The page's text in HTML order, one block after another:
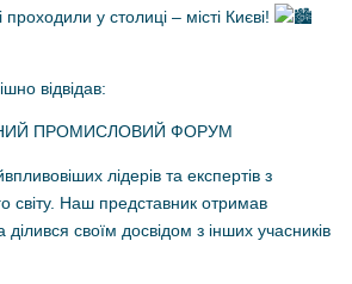
у столиці – місті Києві!
відвідав:
ПРОМИСЛОВИЙ ФОРУМ
лідерів та експертів з
світу. Наш представник отримав
ділився своїм досвідом з інших учасників